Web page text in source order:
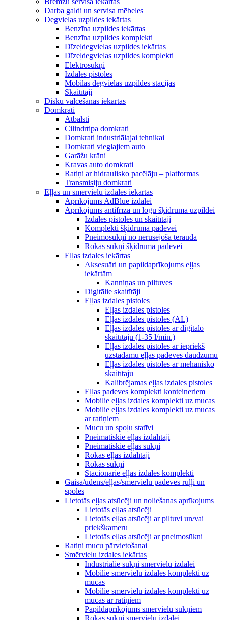
Darba galdi un servisa mēbeles
Degvielas uzpildes iekārtas
Benzīna uzpildes iekārtas
Benzīna uzpildes komplekti
Dīzeļdegvielas uzpildes iekārtas
Dīzeļdegvielas uzpildes komplekti
Elektrosūkņi
Izdales pistoles
Mobilās degvielas uzpildes stacijas
Skaitītāji
Disku valcēšanas iekārtas
Domkrati
Atbalsti
Cilindrtipa domkrati
Domkrati industriālajai tehnikai
Domkrati vieglajiem auto
Garāžu krāni
Kravas auto domkrati
Ratiņi ar hidraulisko pacēlāju – platformas
Transmisiju domkrati
Eļļas un smērvielu izdales iekārtas
Aprīkojums AdBlue izdalei
Aprīkojums antifrīza un logu šķidruma uzpildei
Izdales pistoles un skaitītāji
Komplekti šķidruma padevei
Pneimosūkņi no nerūsējoša tērauda
Rokas sūkņi šķidruma padevei
Eļļas izdales iekārtas
Aksesuāri un papildaprīkojums eļļas
iekārtām
Kanniņas un piltuves
Digitālie skaitītāji
Eļļas izdales pistoles
Eļļas izdales pistoles
Eļļas izdales pistoles (AL)
Eļļas izdales pistoles ar digitālo
skaitītāju (1-35 l/min.)
Eļļas izdales pistoles ar iepriekš
uzstādāmu eļļas padeves daudzumu
Eļļas izdales pistoles ar mehānisko
skaitītāju
Kalibrējamas eļļas izdales pistoles
Eļļas padeves komplekti konteineriem
Mobilie eļļas izdales komplekti uz mucas
Mobilie eļļas izdales komplekti uz mucas
ar ratiņiem
Mucu un spoļu statīvi
Pneimatiskie eļļas izdalītāji
Pneimatiskie eļļas sūkņi
Rokas eļļas izdalītāji
Rokas sūkņi
Stacionārie eļļas izdales komplekti
Gaisa/ūdens/eļļas/smērvielu padeves ruļļi un
spoles
Lietotās eļļas atsūcēji un noliešanas aprīkojums
Lietotās eļļas atsūcēji
Lietotās eļļas atsūcēji ar piltuvi un/vai
priekškameru
Lietotās eļļas atsūcēji ar pneimosūkni
Ratiņi mucu pārvietošanai
Smērvielu izdales iekārtas
Industriālie sūkņi smērvielu izdalei
Mobilie smērvielu izdales komplekti uz
mucas
Mobilie smērvielu izdales komplekti uz
mucas ar ratiņiem
Papildaprīkojums smērvielu sūkņiem
Rokas sūkņi smērvielu izdalei